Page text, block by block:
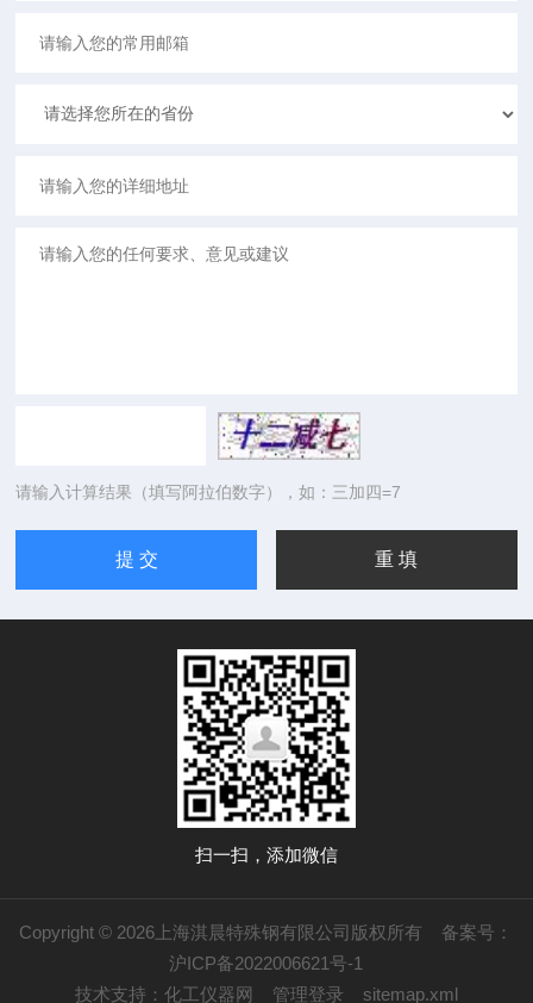
请输入计算结果（填写阿拉伯数字），如：三加四=7
扫一扫，添加微信
Copyright © 2026上海淇晨特殊钢有限公司版权所有 备案号：
沪ICP备2022006621号-1
技术支持： 化工仪器网 管理登录 sitemap.xml